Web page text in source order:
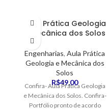
Aula Prática Geologia
e Mecânica dos Solos
Engenharias, Aula Prática
Geologia e Mecânica dos
Solos
R$49,00
Confira- Aula Prática Geologia
e Mecânica dos Solos. Confira-
Portfólio pronto de acordo